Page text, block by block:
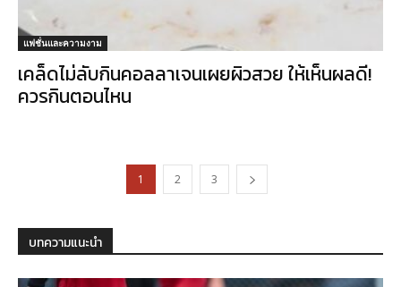
แฟชั่นและความงาม
เคล็ดไม่ลับกินคอลลาเจนเผยผิวสวย ให้เห็นผลดี!
ควรกินตอนไหน
1 2 3
บทความแนะนำ